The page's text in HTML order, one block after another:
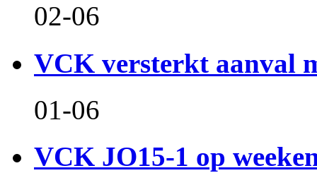
02-06
VCK versterkt aanval
01-06
VCK JO15-1 op